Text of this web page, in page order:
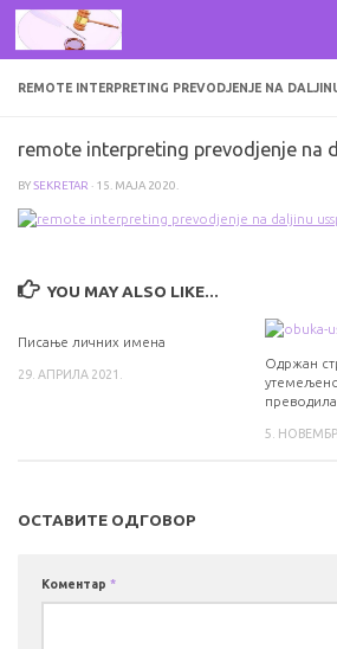
Skip to content
REMOTE INTERPRETING PREVODJENJE NA
remote interpreting prevodjenje na
BYSEKRETAR · 15. МАЈА 2020.
YOU MAY ALSO LIKE...
Писање личних имена
29. АПРИЛА 2021.
Одржан
5.
ОСТАВИТЕ ОДГОВОР
Коментар *